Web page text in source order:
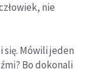
nie
się. Mówili jeden
Bo dokonali